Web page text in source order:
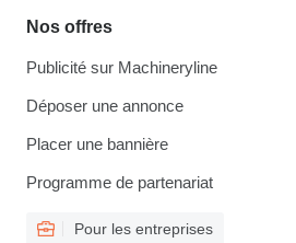
Nos offres
Publicité sur Machineryline
Déposer une annonce
Placer une bannière
Programme de partenariat
Pour les entreprises